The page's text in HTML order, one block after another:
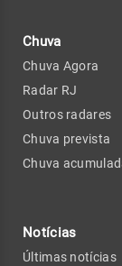
Chuva
Chuva Agora
Radar RJ
Outros radares
Chuva prevista
Chuva
Notícias
Últimas notícias